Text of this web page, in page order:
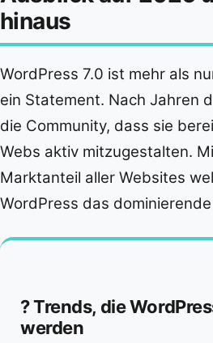
hinaus
WordPress 7.0 ist mehr als
ein Statement. Nach Jahren
die Community, dass sie
Webs aktiv mitzugestalten.
Marktanteil aller Websites
WordPress das
? Trends, die
werden